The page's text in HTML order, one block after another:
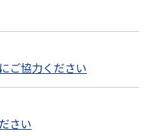
ご協力ください
さい